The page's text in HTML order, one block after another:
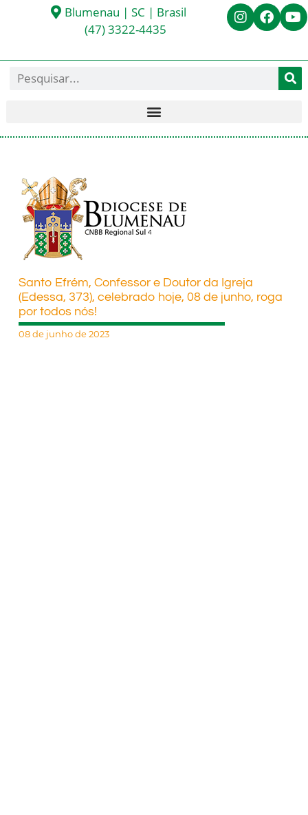
Blumenau | SC | Brasil
(47) 3322-4435
Santo Efrém, Confessor e Doutor da Igreja
(Edessa, 373), celebrado hoje, 08 de junho, roga
por todos nós!
08 de junho de 2023